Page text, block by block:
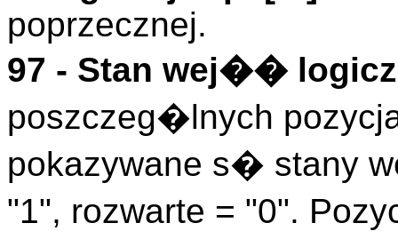
poprzecznej.
97 - Stan wej��
poszczeg�lnych
pokazywane s� stany
"1", rozwarte = "0".